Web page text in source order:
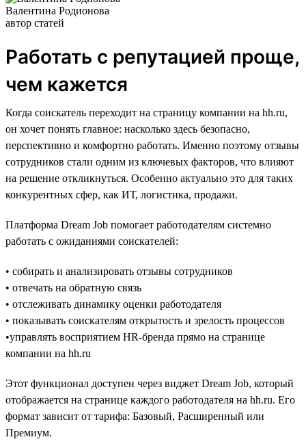
Валентина Родионова
автор статей
Работать с репутацией проще,
чем кажется
Когда соискатель переходит на страницу компании на hh.ru,
он хочет понять главное: насколько здесь безопасно,
перспективно и комфортно работать. Именно поэтому отзывы
сотрудников стали одним из ключевых факторов, что влияют
на решение откликнуться. Особенно актуально это для таких
конкурентных сфер, как ИТ, логистика, продажи.
Платформа Dream Job помогает работодателям системно
работать с ожиданиями соискателей:
• собирать и анализировать отзывы сотрудников
• отвечать на обратную связь
• отслеживать динамику оценки работодателя
• показывать соискателям открытость и зрелость процессов
•управлять восприятием HR-бренда прямо на странице
компании на hh.ru
Этот функционал доступен через виджет Dream Job, который
отображается на странице каждого работодателя на hh.ru. Его
формат зависит от тарифа: Базовый, Расширенный или
Премиум.